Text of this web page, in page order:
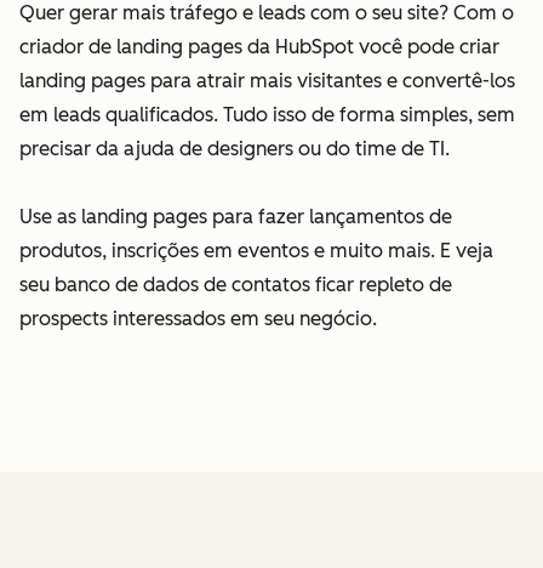
Quer gerar mais tráfego e leads com o seu site? Com o
criador de landing pages da HubSpot você pode criar
landing pages para atrair mais visitantes e convertê-los
em leads qualificados. Tudo isso de forma simples, sem
precisar da ajuda de designers ou do time de TI.
Use as landing pages para fazer lançamentos de
produtos, inscrições em eventos e muito mais. E veja
seu banco de dados de contatos ficar repleto de
prospects interessados em seu negócio.